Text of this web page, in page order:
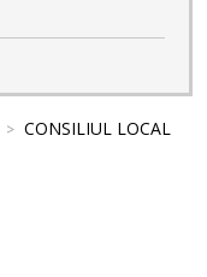
CONSILIUL LOCAL